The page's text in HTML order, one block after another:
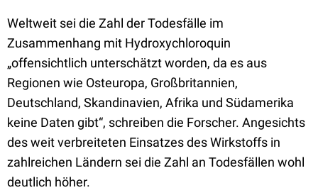
Weltweit sei die Zahl der Todesfälle im
Zusammenhang mit Hydroxychloroquin
„offensichtlich unterschätzt worden, da es aus
Regionen wie Osteuropa, Großbritannien,
Deutschland, Skandinavien, Afrika und Südamerika
keine Daten gibt“, schreiben die Forscher. Angesichts
des weit verbreiteten Einsatzes des Wirkstoffs in
zahlreichen Ländern sei die Zahl an Todesfällen wohl
deutlich höher.